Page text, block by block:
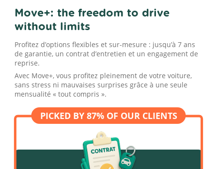
Move+: the freedom to drive
without limits
Profitez d’options flexibles et sur-mesure : jusqu’à 7 ans
de garantie, un contrat d’entretien et un engagement de
reprise.
Avec Move+, vous profitez pleinement de votre voiture,
sans stress ni mauvaises surprises grâce à une seule
mensualité « tout compris ».